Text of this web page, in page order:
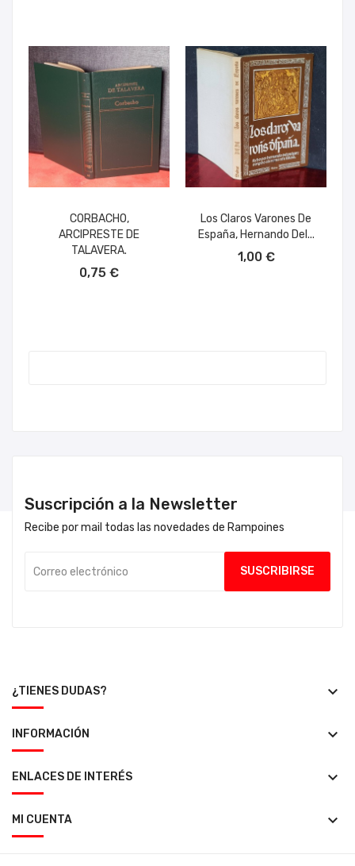
CORBACHO,
ARCIPRESTE DE
TALAVERA.
0,75 €
Los Claros Varones De
España, Hernando Del...
1,00 €
Suscripción a la Newsletter
Recibe por mail todas las novedades de Rampoines
¿TIENES DUDAS? keyboard_arrow_down
INFORMACIÓN keyboard_arrow_down
ENLACES DE INTERÉS keyboard_arrow_down
MI CUENTA keyboard_arrow_down